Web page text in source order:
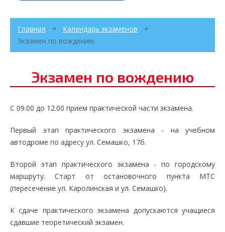
Главная
Календарь экзаменов
Экзамен по вождению
Экзамен по вождению
С 09.00 до 12.00 прием практической части экзамена.
Первый этап практического экзамена - на учебном
автодроме по адресу ул. Семашко, 17б.
Второй этап практического экзамена - по городскому
маршруту. Старт от остановочного пункта МТС
(пересечение ул. Каролинская и ул. Семашко).
К сдаче практического экзамена допускаются учащиеся
сдавшие теоретический экзамен.